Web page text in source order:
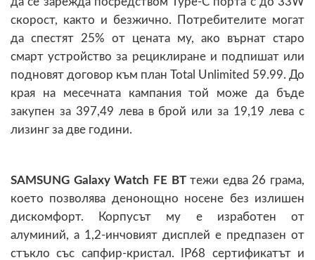
скорост, както и безжично. Потребителите могат
да спестят 25% от цената му, ако върнат старо
смарт устройство за рециклиране и подпишат или
подновят договор към план Total Unlimited 59.99. До
края на месечната кампания той може да бъде
закупен за 397,49 лева в брой или за 19,19 лева с
лизинг за две години.
SAMSUNG Galaxy Watch FE BTтежи едва 26 грама,
което позволява денонощно носене без излишен
дискомфорт. Корпусът му е изработен от
алуминий, а 1,2-инчовият дисплей е предпазен от
стъкло със сапфир-кристал. IP68 сертификатът и